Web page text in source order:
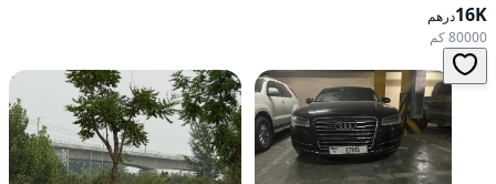
بالبنزين، ناقل حركة أوتوماتيكي، دفع
أمامي
16Kدرهم
80000 كم